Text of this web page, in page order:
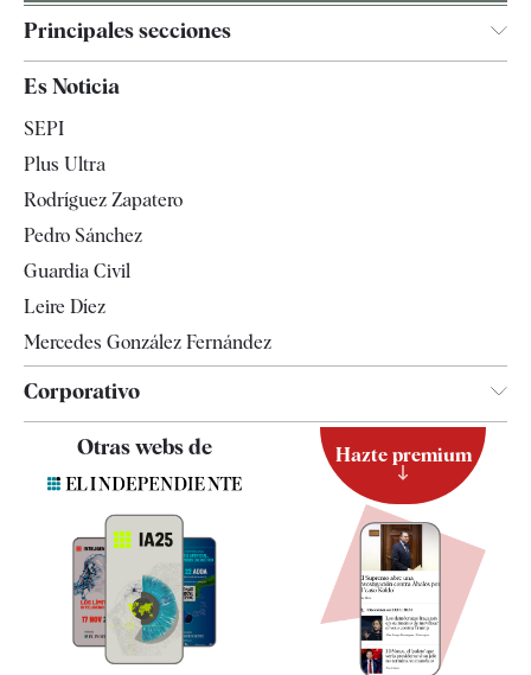
Principales secciones
España
Televisión
Es Noticia
SEPI
Plus Ultra
Rodríguez Zapatero
Pedro Sánchez
Guardia Civil
Leire Díez
Mercedes González Fernández
Corporativo
Contacto
Quiénes somos
Especificaciones
Otras webs de Hazte premium